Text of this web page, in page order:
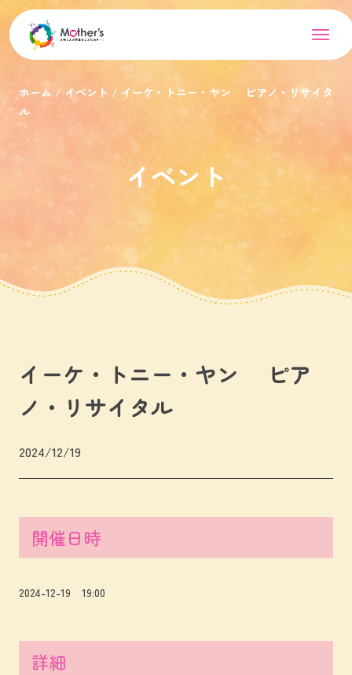
ホーム イベント
イーケ・トニー・ヤン ピアノ・リサイタ
ル
イベント
イーケ・トニー・ヤン ピア
ノ・リサイタル
2024/12/19
開催日時
2024-12-19 19:00
詳細